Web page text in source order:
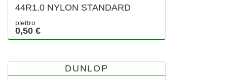
44R1.0 NYLON STANDARD
plettro
0,50 €
DUNLOP